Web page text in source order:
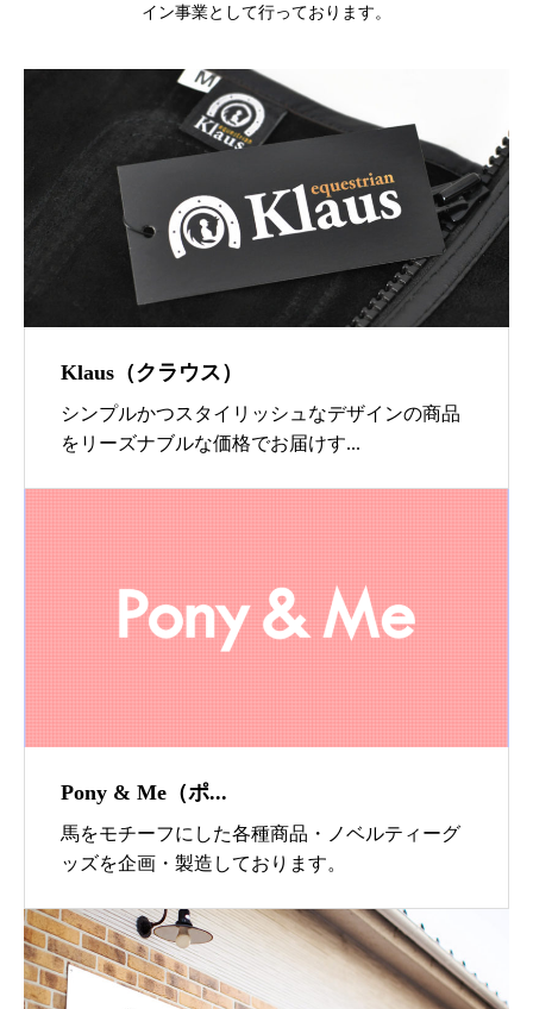
イン事業として行っております。
Klaus（クラウス）
シンプルかつスタイリッシュなデザインの商品
をリーズナブルな価格でお届けす...
Pony & Me（ポ...
馬をモチーフにした各種商品・ノベルティーグ
ッズを企画・製造しております。